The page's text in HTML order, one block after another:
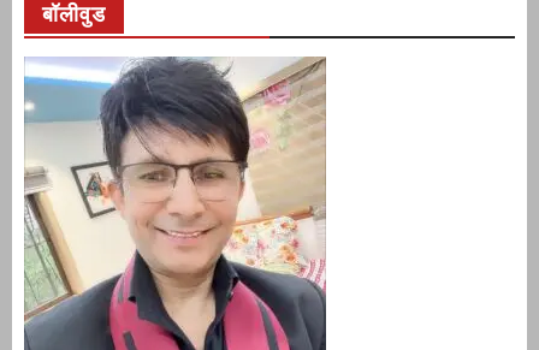
बॉलीवुड